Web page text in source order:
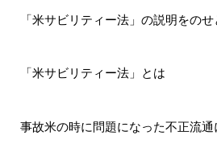
「米サビリティー法」の説明をのせ
「米サビリティー法」とは
事故米の時に問題になった不正流通